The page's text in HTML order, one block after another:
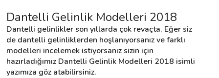
Dantelli Gelinlik Modelleri 2018
Dantelli gelinlikler son yıllarda çok revaçta. Eğer siz
de dantelli gelinliklerden hoşlanıyorsanız ve farklı
modelleri incelemek istiyorsanız sizin için
hazırladığımız Dantelli Gelinlik Modelleri 2018 isimli
yazımıza göz atabilirsiniz.